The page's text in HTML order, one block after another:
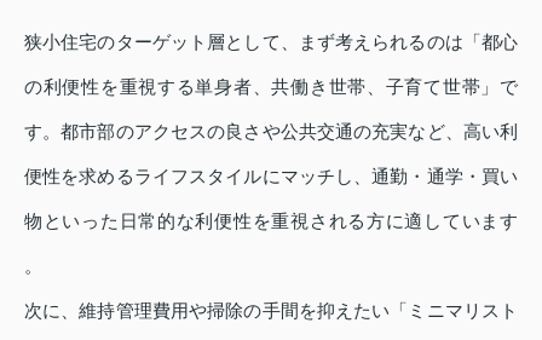
狭小住宅のターゲット層として、まず考えられるのは「都心
の利便性を重視する単身者、共働き世帯、子育て世帯」で
す。都市部のアクセスの良さや公共交通の充実など、高い利
便性を求めるライフスタイルにマッチし、通勤・通学・買い
物といった日常的な利便性を重視される方に適しています
。
次に、維持管理費用や掃除の手間を抑えたい「ミニマリスト